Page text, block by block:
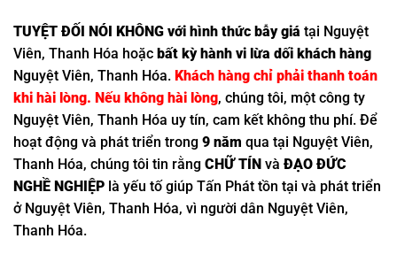
TUYỆT ĐỐI NÓI KHÔNG với hình thức bẫy giá tại Nguyệt
Viên, Thanh Hóa hoặc bất kỳ hành vi lừa dối khách hàng
Nguyệt Viên, Thanh Hóa. Khách hàng chỉ phải thanh toán
khi hài lòng. Nếu không hài lòng, chúng tôi, một công ty
Nguyệt Viên, Thanh Hóa uy tín, cam kết không thu phí. Để
hoạt động và phát triển trong 9 năm qua tại Nguyệt Viên,
Thanh Hóa, chúng tôi tin rằng CHỮ TÍN và ĐẠO ĐỨC
NGHỀ NGHIỆP là yếu tố giúp Tấn Phát tồn tại và phát triển
ở Nguyệt Viên, Thanh Hóa, vì người dân Nguyệt Viên,
Thanh Hóa.